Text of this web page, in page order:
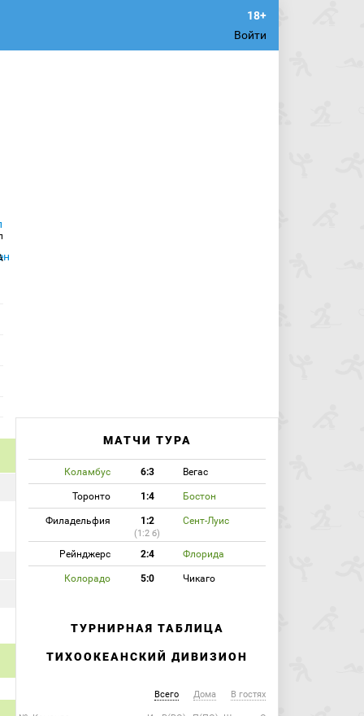
Войти
МАТЧИ ТУРА
Коламбус 6:3 Вегас
Торонто 1:4 Бостон
Филадельфия 1:2 Сент-Луис
(1:2 б)
Рейнджерс 2:4 Флорида
Колорадо 5:0 Чикаго
ТУРНИРНАЯ ТАБЛИЦА
ТИХООКЕАНСКИЙ ДИВИЗИОН
Всего Дома В гостях